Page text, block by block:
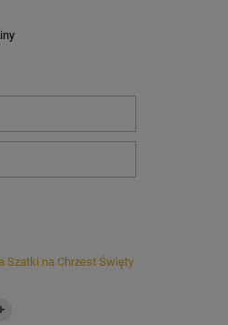
Szatki na Chrzest Święty